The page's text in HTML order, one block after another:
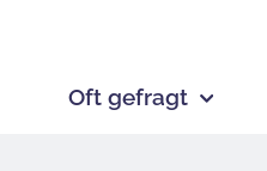
Oft gefragt